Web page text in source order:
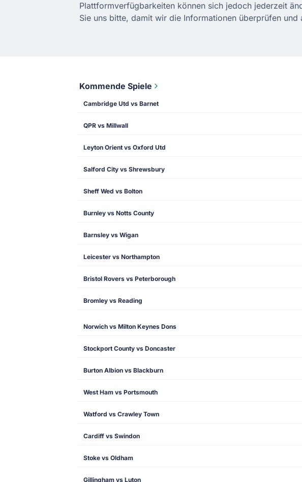
Plattformverfügbarkeiten können sich jedoch jederzeit
Sie uns bitte, damit wir die Informationen überprüfen und
Kommende Spiele
Cambridge Utd vs Barnet
QPR vs Millwall
Leyton Orient vs Oxford Utd
Salford City vs Shrewsbury
Sheff Wed vs Bolton
Burnley vs Notts County
Barnsley vs Wigan
Leicester vs Northampton
Bristol Rovers vs Peterborough
Bromley vs Reading
Norwich vs Milton Keynes Dons
Stockport County vs Doncaster
Burton Albion vs Blackburn
West Ham vs Portsmouth
Watford vs Crawley Town
Cardiff vs Swindon
Stoke vs Oldham
Gillingham vs Luton